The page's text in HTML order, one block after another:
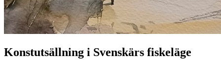
Konstutsällning i Svenskärs fiskeläge